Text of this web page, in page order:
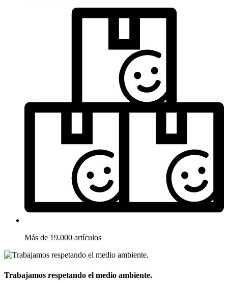
Más de 19.000 artículos
Trabajamos respetando el medio ambiente.